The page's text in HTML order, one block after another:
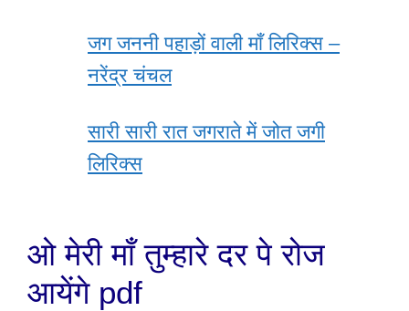
जग जननी पहाड़ों वाली माँ लिरिक्स –
नरेंद्र चंचल
सारी सारी रात जगराते में जोत जगी
लिरिक्स
ओ मेरी माँ तुम्हारे दर पे रोज
आयेंगे pdf